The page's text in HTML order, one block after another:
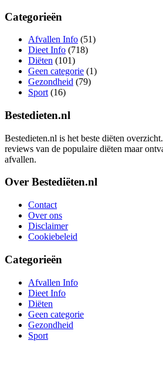
Categorieën
Afvallen Info (51)
Dieet Info (718)
Diëten (101)
Geen categorie (1)
Gezondheid (79)
Sport (16)
Bestedieten.nl
Bestedieten.nl is het beste diëten
reviews van de populaire diëten maar
afvallen.
Over Bestediëten.nl
Contact
Over ons
Disclaimer
Cookiebeleid
Categorieën
Afvallen Info
Dieet Info
Diëten
Geen categorie
Gezondheid
Sport